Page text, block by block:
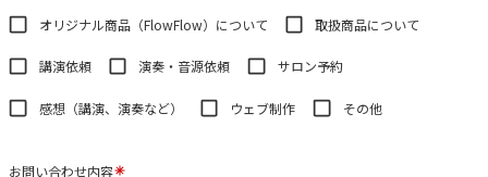
オリジナル商品（FlowFlow）について 取扱商品について
講演依頼 演奏・音源依頼 サロン予約
感想（講演、演奏など） ウェブ制作 その他
お問い合わせ内容